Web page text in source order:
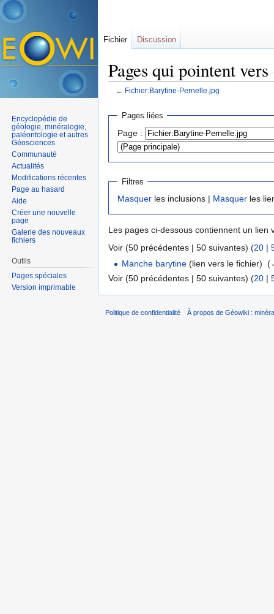
Pages qui pointent
← Fichier:Barytine-Pernelle.jpg
Pages liées
Page :
Filtres
Masquer les inclusions | Masquer les
Les pages ci-dessous contiennent un lien
Voir (50 précédentes | 50 suivantes) (20 |
Manche barytine (lien vers le fichier) ‎(
Voir (50 précédentes | 50 suivantes) (20 |
Fichier Discussion
Encyclopédie de
géologie, minéralogie,
paléontologie et autres
Géosciences
Communauté
Actualités
Modifications récentes
Page au hasard
Aide
Créer une nouvelle
page
Galerie des nouveaux
fichiers
Outils
Pages spéciales
Version imprimable
Politique de confidentialité À propos de Géowiki :